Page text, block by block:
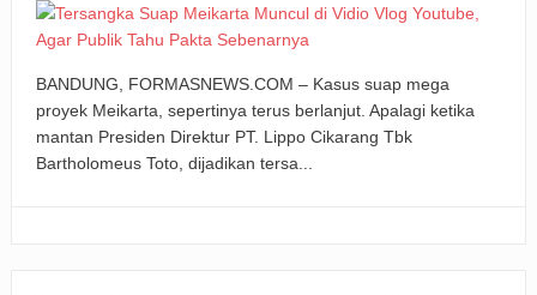
BANDUNG, FORMASNEWS.COM – Kasus suap mega
proyek Meikarta, sepertinya terus berlanjut. Apalagi ketika
mantan Presiden Direktur PT. Lippo Cikarang Tbk
Bartholomeus Toto, dijadikan tersa...